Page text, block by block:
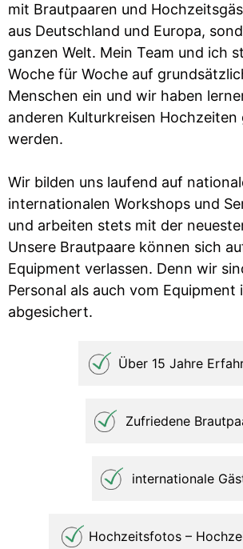
mit Brautpaaren und
aus Deutschland und Europa,
ganzen Welt. Mein Team und ich
Woche für Woche auf
Menschen ein und wir haben
anderen Kulturkreisen Hochzeiten
werden.
Wir bilden uns laufend auf
internationalen Workshops und
und arbeiten stets mit der
Unsere Brautpaare können sich
Equipment verlassen. Denn wir
Personal als auch vom Equipment
abgesichert.
Über 15 Jahre
Zufriedene
internationale
Hochzeitsfotos –